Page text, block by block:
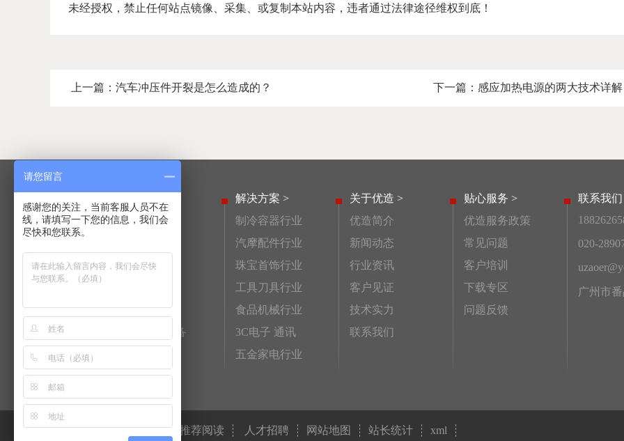
未经授权，禁止任何站点镜像、采集、或复制本站内容，违者通过法律途径维权到底！
上一篇： 汽车冲压件开裂是怎么造成的？ 下一篇： 感应加热电源的两大技术详解
高频淬火设备
齿轮高频淬火设备
高频钎焊机
非标自动化高频淬火设备
感应加热电源
解决方案 >
制冷容器行业
汽摩配件行业
珠宝首饰行业
工具刀具行业
食品机械行业
3C电子 通讯
五金家电行业
关于优造 >
优造简介
新闻动态
行业资讯
客户见证
技术实力
联系我们
贴心服务 >
优造服务政策
常见问题
客户培训
下载专区
问题反馈
联系我
020-
广州市
法律声明 友情链接 推荐阅读 人才招聘 网站地图 站长统计 xml
请您留言
感谢您的关注，当前客服人员不在
线，请填写一下您的信息，我们会
尽快和您联系。